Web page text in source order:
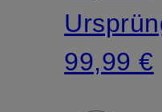
99,99 €